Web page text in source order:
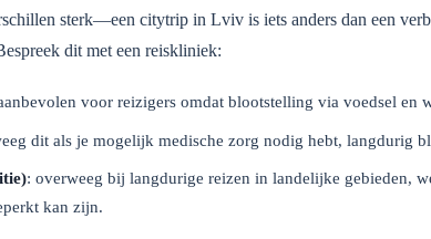
sterk—een citytrip in Lviv is iets anders dan een
dit met een reiskliniek:
voor reizigers omdat blootstelling via voedsel en
dit als je mogelijk medische zorg nodig hebt, langdurig
: overweeg bij langdurige reizen in landelijke gebieden,
kan zijn.